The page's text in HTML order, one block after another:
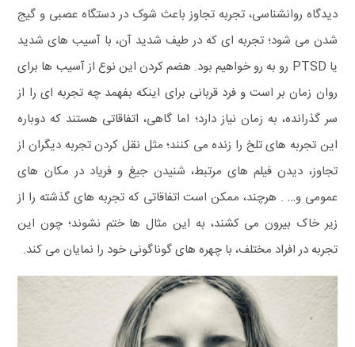
دیدگاه روانشناسی، تجربه تجاوز باعث شوک در دستگاه عصبی و گیج
شدن می شود؛ تجربه ای که در طیف شدید آن، با آسیب های شدید
یا PTSD رو‌ به‌ رو خواهیم بود.
هضم کردن این نوع از آسیب ها برای
روان زمان‌ ‎بر است و فرد قربانی برای اینکه بفهمد چه تجربه ای را از
سر گذرانده، به زمان نیاز دارد؛ اما گاهی، اتفاقاتی هستند که دوباره
این تجربه های تلخ را زنده می کنند؛ مثل نقل کردن تجربه دیگران از
تجاوز، دیدن فیلم های مرتبط، شنیدن جیغ و فریاد در مکان های
عمومی و… . هرچند، ممکن است اتفاقاتی که تجربه های گذشته را از
زیر خاک بیرون می کشند، به این مثال ها ختم نشوند؛ چون این
تجربه در افراد مختلف، با چهره های گوناگونی خود را نمایان می کند.